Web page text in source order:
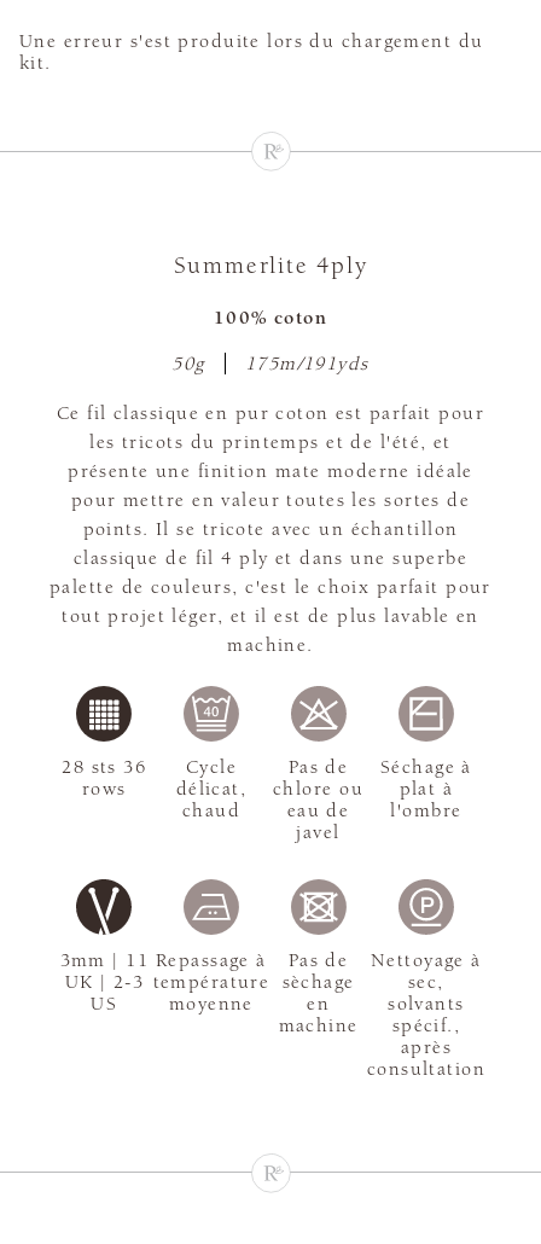
Une erreur s'est produite lors du chargement du
kit.
Summerlite 4ply
100% coton
50g 175m/191yds
Ce fil classique en pur coton est parfait pour
les tricots du printemps et de l'été, et
présente une finition mate moderne idéale
pour mettre en valeur toutes les sortes de
points. Il se tricote avec un échantillon
classique de fil 4 ply et dans une superbe
palette de couleurs, c'est le choix parfait pour
tout projet léger, et il est de plus lavable en
machine.
3mm | 11
UK | 2-3
US
28 sts 36
rows
Cycle
délicat,
chaud
Pas de
chlore ou
eau de
javel
Séchage à
plat à
l'ombre
Repassage à
température
moyenne
Pas de
sèchage
en
machine
Nettoyage à
sec,
solvants
spécif.,
après
consultation